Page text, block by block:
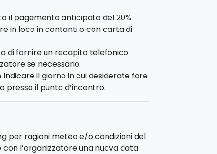
zona diMarzamemiePortopalo
più affascinanti della Sicilia orientale.
bisogna completare due corsi di
il pagamento anticipato del 20%
in loco in contanti o con carta di
di fornire un recapito telefonico
se necessario.
il giorno in cui desiderate fare
presso il punto d’incontro.
per ragioni meteo e/o condizioni del
l’organizzatore una nuova data